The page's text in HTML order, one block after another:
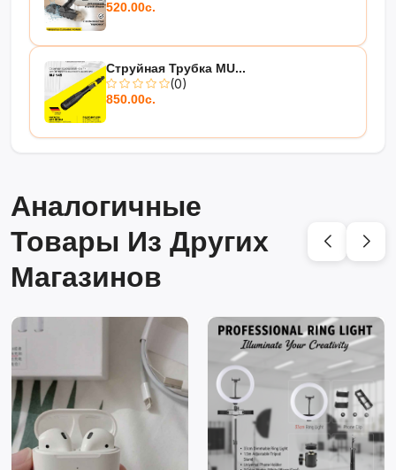
520.00с.
Струйная Трубка MU...
(0)
850.00с.
Аналогичные
Товары Из Других
Магазинов